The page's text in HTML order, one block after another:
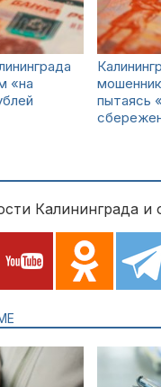
«на
пытаясь
Калининграда и